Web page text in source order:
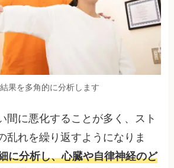
果を多角的に分析します
間に悪化することが多く、スト
乱れを繰り返すようになりま
に分析し、心臓や自律神経のど